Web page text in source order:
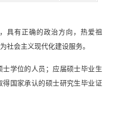
具有正确的政治方向，热爱祖
社会主义现代化建设服务。
士学位的人员；应届硕士毕业生
得国家承认的硕士研究生毕业证